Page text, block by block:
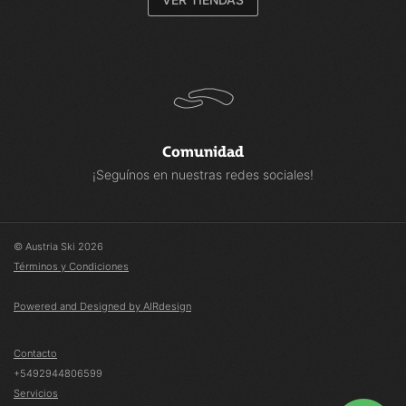
Comunidad
¡Seguínos en nuestras redes sociales!
© Austria Ski 2026
Términos y Condiciones
Powered and Designed by AIRdesign
Contacto
+5492944806599
Servicios